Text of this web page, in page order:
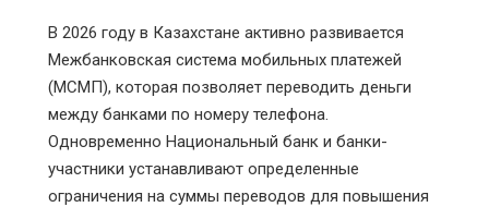
В 2026 году в Казахстане активно развивается
Межбанковская система мобильных платежей
(МСМП), которая позволяет переводить деньги
между банками по номеру телефона.
Одновременно Национальный банк и банки-
участники устанавливают определенные
ограничения на суммы переводов для повышения